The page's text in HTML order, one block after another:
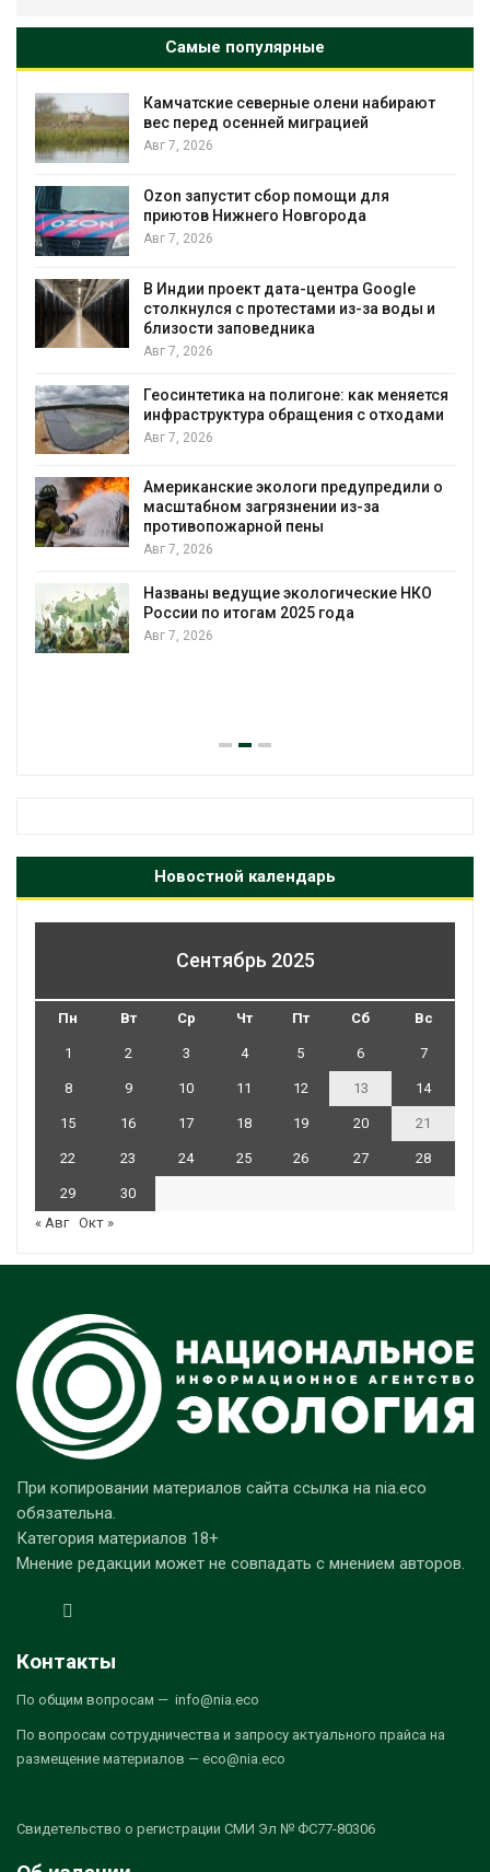
Самые популярные
Камчатские северные олени набирают
вес перед осенней миграцией
Авг 7, 2026
Ozon запустит сбор помощи для
приютов Нижнего Новгорода
Авг 7, 2026
В Индии проект дата-центра Google
столкнулся с протестами из-за воды и
близости заповедника
Авг 7, 2026
Геосинтетика на полигоне: как меняется
инфраструктура обращения с отходами
Авг 7, 2026
Американские экологи предупредили о
масштабном загрязнении из-за
противопожарной пены
Авг 7, 2026
Названы ведущие экологические НКО
России по итогам 2025 года
Авг 7, 2026
Авг 7, 2026
Новостной календарь
Сентябрь 2025
Пн Вт Ср Чт Пт Сб Вс
1 2 3 4 5 6 7
8 9 10 11 12 13 14
15 16 17 18 19 20 21
22 23 24 25 26 27 28
29
30
« Авг Окт »
При копировании материалов сайта ссылка на nia.eco
обязательна.
Категория материалов 18+
Мнение редакции может не совпадать с мнением авторов.
Контакты
По общим вопросам — info@nia.eco
По вопросам сотрудничества и запросу актуального прайса на
размещение материалов — eco@nia.eco
Свидетельство о регистрации СМИ Эл № ФС77-80306